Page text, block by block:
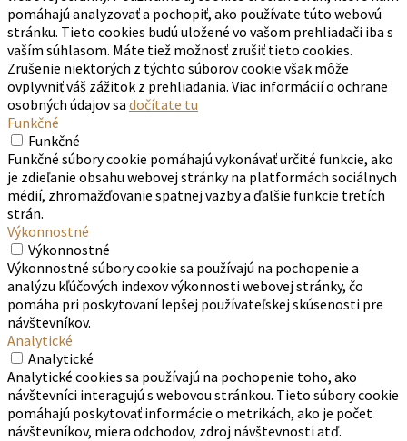
pomáhajú analyzovať a pochopiť, ako používate túto webovú
stránku. Tieto cookies budú uložené vo vašom prehliadači iba s
vaším súhlasom. Máte tiež možnosť zrušiť tieto cookies.
Zrušenie niektorých z týchto súborov cookie však môže
ovplyvniť váš zážitok z prehliadania. Viac informácií o ochrane
osobných údajov sa dočítate tu
Funkčné
Funkčné
Funkčné súbory cookie pomáhajú vykonávať určité funkcie, ako
je zdieľanie obsahu webovej stránky na platformách sociálnych
médií, zhromažďovanie spätnej väzby a ďalšie funkcie tretích
strán.
Výkonnostné
Výkonnostné
Výkonnostné súbory cookie sa používajú na pochopenie a
analýzu kľúčových indexov výkonnosti webovej stránky, čo
pomáha pri poskytovaní lepšej používateľskej skúsenosti pre
návštevníkov.
Analytické
Analytické
Analytické cookies sa používajú na pochopenie toho, ako
návštevníci interagujú s webovou stránkou. Tieto súbory cookie
pomáhajú poskytovať informácie o metrikách, ako je počet
návštevníkov, miera odchodov, zdroj návštevnosti atď.